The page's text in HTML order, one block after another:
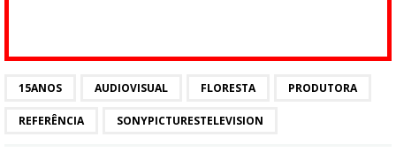
15ANOS AUDIOVISUAL FLORESTA PRODUTORA
REFERÊNCIA SONYPICTURESTELEVISION